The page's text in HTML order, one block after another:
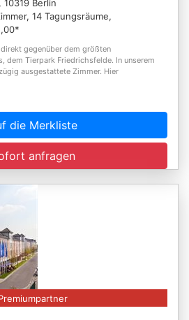
Berlin
14 Tagungsräume,
gegenüber dem größten
dem Tierpark Friedrichsfelde. In unserem
ausgestattete Zimmer. Hier
die Merkliste
anfragen